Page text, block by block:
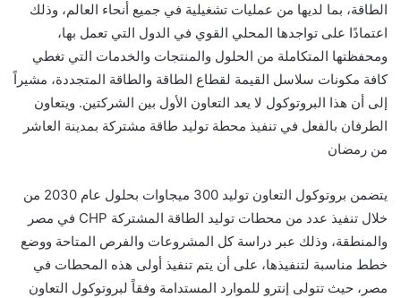
الطاقة، بما لديها من عمليات تشغيلية في جميع أنحاء العالم، وذلك
اعتمادًا على تواجدها المحلي القوي في الدول التي تعمل بها،
ومحفظتها المتكاملة من الحلول والمنتجات والخدمات التي تغطي
كافة مكونات سلاسل القيمة لقطاع الطاقة والطاقة المتجددة، مشيراً
إلى أن هذا البروتوكول لا يعد التعاون الأول بين الشركتين. ويتعاون
الطرفان بالفعل في تنفيذ محطة توليد طاقة مشتركة بمدينة العاشر
من رمضان
يتضمن بروتوكول التعاون توليد 300 ميجاوات بحلول عام 2030 من
خلال تنفيذ عدد من محطات توليد الطاقة المشتركة CHP في مصر
والمنطقة، وذلك عبر دراسة كل المشروعات والفرص المتاحة ووضع
خطط مناسبة لتنفيذها، على أن يتم تنفيذ أولى هذه المحطات في
مصر، حيث تتولى إنترو للموارد المستدامة وفقاً لبروتوكول التعاون